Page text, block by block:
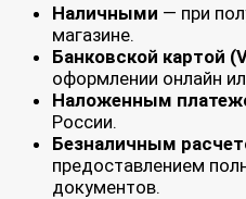
Наличными — при
магазине.
Банковской картой
оформлении онлайн
Наложенным
России.
Безналичным
предоставлением
документов.